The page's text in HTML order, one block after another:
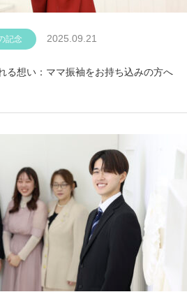
記念 2025.09.21
る想い：ママ振袖をお持ち込みの方へ